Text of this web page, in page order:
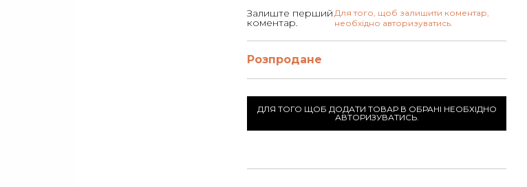
Залиште перший
коментар.
Для того, щоб залишити коментар,
необхідно авторизуватись.
Розпродане
ДЛЯ ТОГО ЩОБ ДОДАТИ ТОВАР В ОБРАНІ НЕОБХІДНО
АВТОРИЗУВАТИСЬ.